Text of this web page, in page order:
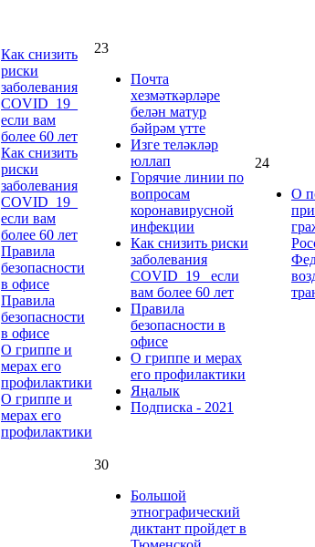
Как снизить
риски
заболевания
COVID_19_
если вам
более 60 лет
Как снизить
риски
заболевания
COVID_19_
если вам
более 60 лет
Правила
безопасности
в офисе
Правила
безопасности
в офисе
О гриппе и
мерах его
профилактики
О гриппе и
мерах его
профилактики
23
Почта
хезмәткәрләре
белән матур
бәйрәм үтте
Изге теләкләр
юллап
Горячие линии по
вопросам
коронавирусной
инфекции
Как снизить риски
заболевания
COVID_19_ если
вам более 60 лет
Правила
безопасности в
офисе
О гриппе и мерах
его профилактики
Яңалык
Подписка - 2021
24
О
30
Большой
этнографический
диктант пройдет в